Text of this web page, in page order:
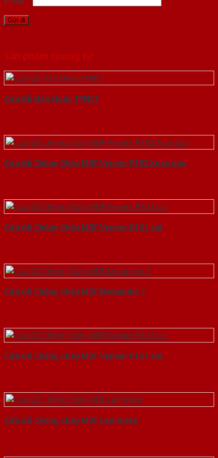
Sản phẩm tương tự
Cửa Gỗ Hàn Quốc 1PNC1
Cửa Gỗ Chống Cháy MDF Veneer P1R2 Xoan dao
Cửa Gỗ Chống Cháy MDF Veneer P1G1 soi
Cửa Gỗ Chống Cháy MDF Melamine 1
Cửa Gỗ Chống Cháy MDF Veneer P1G1 soi
Cửa Gỗ Chống Cháy MDF Laminate